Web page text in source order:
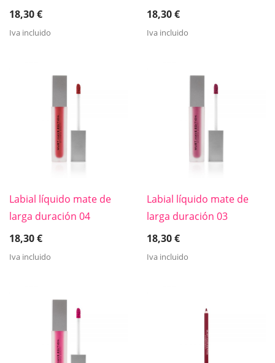
18,30€
Iva incluido
18,30€
Iva incluido
Labial líquido mate de
larga duración 04
18,30€
Iva incluido
Labial líquido mate de
larga duración 03
18,30€
Iva incluido